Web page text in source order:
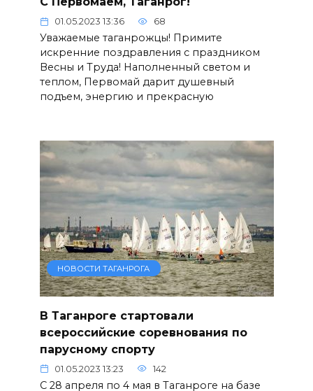
01.05.2023 13:36 68
Уважаемые таганрожцы! Примите
искренние поздравления с праздником
Весны и Труда! Наполненный светом и
теплом, Первомай дарит душевный
подъем, энергию и прекрасную
НОВОСТИ ТАГАНРОГА
В Таганроге стартовали
всероссийские соревнования по
парусному спорту
01.05.2023 13:23 142
С 28 апреля по 4 мая в Таганроге на базе